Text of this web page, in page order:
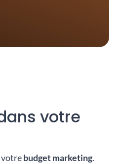
votre
votrebudget marketing.